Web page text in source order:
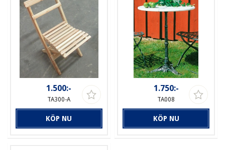
1.500:-
TA300-A
KÖP NU
1.750:-
TA008
KÖP NU